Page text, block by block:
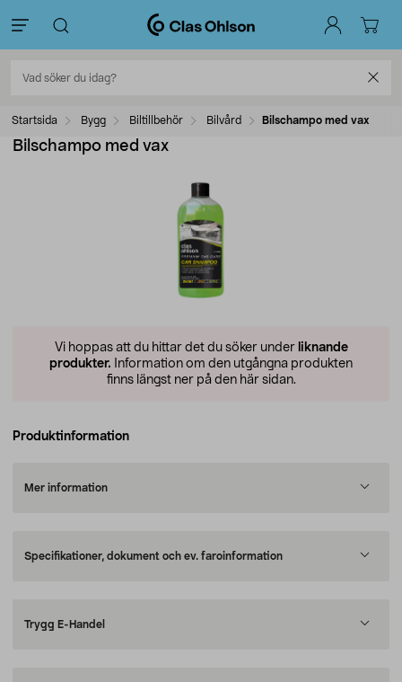
Startsida Bygg Biltillbehör Bilvård Bilschampo med vax
Bilschampo med vax
Vi hoppas att du hittar det du söker under liknande
produkter. Information om den utgångna produkten
finns längst ner på den här sidan.
Produktinformation
Mer information
Specifikationer, dokument och ev. faroinformation
Trygg E-Handel